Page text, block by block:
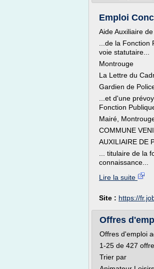
Emploi
Aide Auxiliaire
...de la
voie statutaire...
Montrouge
La Lettre du
Gardien de
...et d'une
Fonction
Mairé,
COMMUNE
AUXILIAIRE DE
... titulaire de la
connaissance...
Lire la suite
Site : https://
Offres
Offres d'emploi
1-25 de 427
Trier par